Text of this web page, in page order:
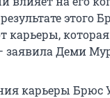
этого
карьеры,
заявила Деми
карьеры Брюс